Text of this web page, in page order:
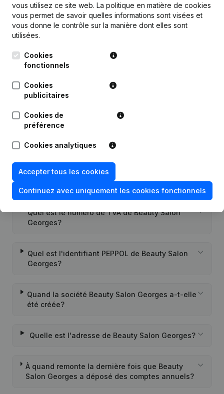
Publications de Beauty Salon Georges
Date Publication
23-01-2020
Personne Morale, Ouverture
Questions fréquemment posées
Quel est le numéro de TVA de Beauty Salon
Georges?
Quel est l'identifiant PEPPOL de Beauty Salon
Georges?
Quand la société Beauty Salon Georges a-t-elle
été créée?
Quelle est l'adresse de Beauty Salon Georges?
À quand remonte la dernière fois que Beauty
Salon Georges a déposé des comptes annuels?
vous utilisez ce site web. La politique en matière de cookies
vous permet de savoir quelles informations sont visées et
vous donne le contrôle sur la manière dont elles sont
utilisées.
Cookies
fonctionnels
Cookies
publicitaires
Cookies de
préférence
Cookies analytiques
Accepter tous les cookies
Continuez avec uniquement les cookies fonctionnels